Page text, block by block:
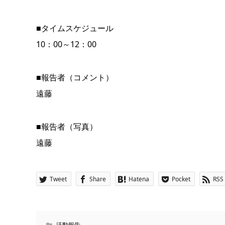
■タイムスケジュール
10：00～12：00
■報告者（コメント）
遠藤
■報告者（写真）
遠藤
Tweet Share Hatena Pocket RSS